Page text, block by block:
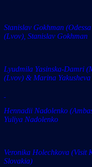
Stanislav Gokhman
(Lvov), Stanislav Gokhman
Lyudmila Yasinska-Damri
(Lvov) & Marina
Hennadii Nadolenko
Yuliya Nadolenko
Veronika Holechkova
Slovakia)